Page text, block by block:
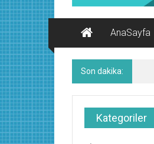
Ekonomi
Kanalı
AnaSayfa
Son dakika:
Kategoriler